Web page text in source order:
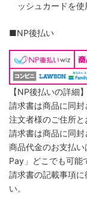
ッシュカードを
■NP後払い
【NP後払いの詳細】
請求書は商品に同封
注文者様のご住所と
請求書は商品に同封
商品代金のお支払
Pay」どこでも可能
請求書の記載事項
い。